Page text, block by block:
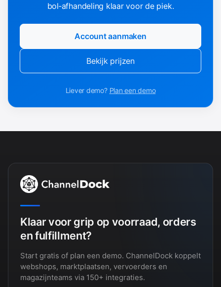
bol‑afhandeling klaar voor de piek.
Account aanmaken
Bekijk prijzen
Liever demo? Plan een demo
Klaar voor grip op voorraad, orders
en fulfillment?
Start gratis of plan een demo. ChannelDock koppelt
webshops, marktplaatsen, vervoerders en
magazijnteams via 150+ integraties.